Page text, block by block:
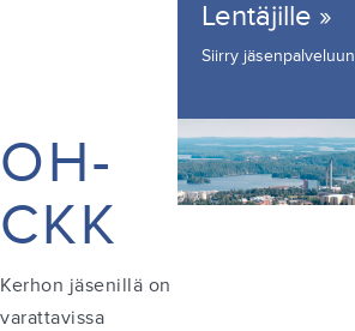
Lentäjille »
Siirry jäsenpalveluun
OH-
CKK
Kerhon jäsenillä on
varattavissa